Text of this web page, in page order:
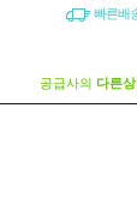
빠른배
공급사의 다른